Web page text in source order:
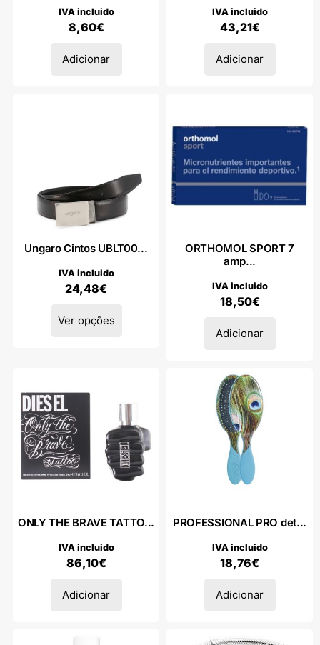
8,60€
IVA incluido
Adicionar
43,21€
IVA incluido
Adicionar
Ungaro Cintos UBLT00...
24,48€
IVA incluido
Ver opções
ORTHOMOL SPORT 7
amp...
18,50€
IVA incluido
Adicionar
ONLY THE BRAVE TATTO...
86,10€
IVA incluido
Adicionar
PROFESSIONAL PRO det...
18,76€
IVA incluido
Adicionar